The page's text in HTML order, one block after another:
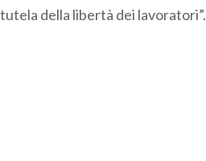
della libertà dei lavoratori”.